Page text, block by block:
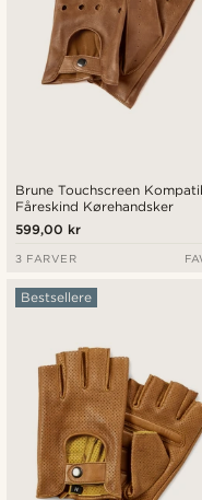
Brune Touchscreen
Fåreskind Kørehandsker
599,00 kr
3 FARVER
Bestsellere